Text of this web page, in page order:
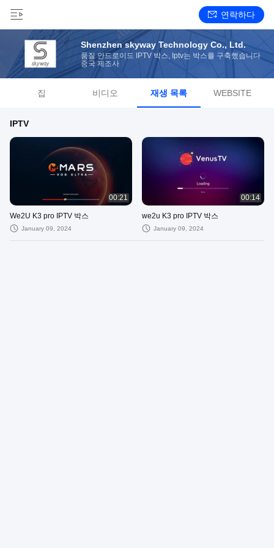
연락하다
Shenzhen skyway Technology Co., Ltd.
품질 안드로이드 IPTV 박스, Iptv는 박스를 구축했습니다
중국 제조사
집 비디오 재생 목록 WEBSITE
IPTV
00:21
We2U K3 pro IPTV 박스
January 09, 2024
00:14
we2u K3 pro IPTV 박스
January 09, 2024